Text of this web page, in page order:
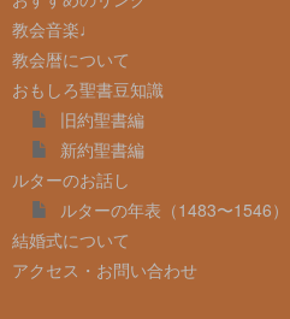
教会音楽♩
教会暦について
おもしろ聖書豆知識
旧約聖書編
新約聖書編
ルターのお話し
ルターの年表（1483〜1546）
結婚式について
アクセス・お問い合わせ